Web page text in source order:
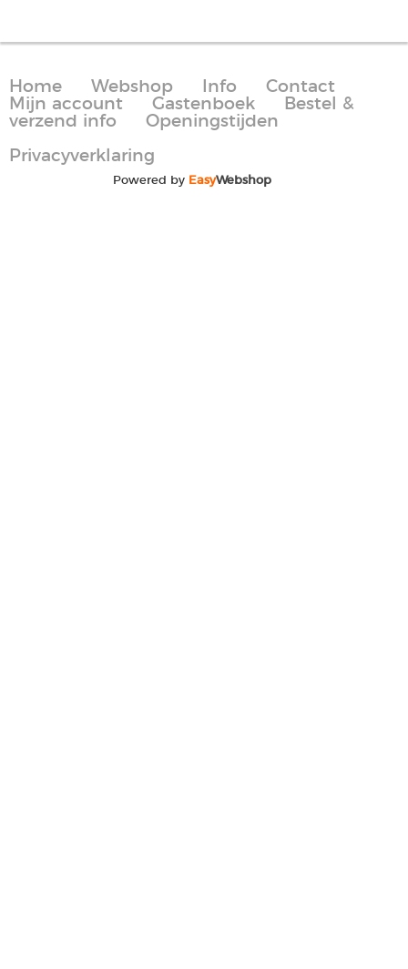
Home Webshop Info
Contact
Mijn account
Gastenboek
Bestel &
verzend info
Openingstijden
Privacyverklaring
Powered by EasyWebshop